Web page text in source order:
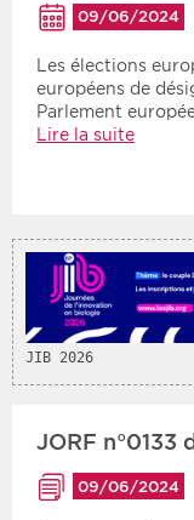
Communiqués des
derniers jours
Recherche par mots
Sanitaire
Médico-social
09/06/2024
Les élections
européens de
Parlement
Lire la suite
JIB 2026
JORF n°0133
09/06/2024